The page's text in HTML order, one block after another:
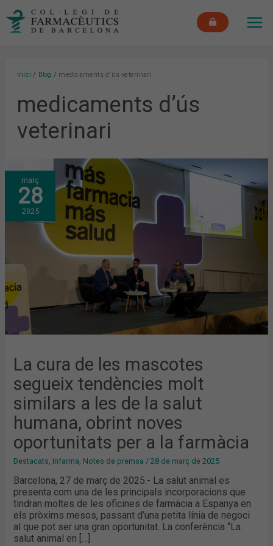
Inici Blog medicaments d’ús veterinari
medicaments d’ús
veterinari
març
28
2025
La cura de les mascotes
segueix tendències molt
similars a les de la salut
humana, obrint noves
oportunitats per a la farmàcia
Destacats, Infarma, Notes de premsa /28 de març de 2025
Barcelona, 27 de març de 2025.- La salut animal es
presenta com una de les principals incorporacions que
tindran moltes de les oficines de farmàcia a Espanya en
els pròxims mesos, passant d’una petita línia de negoci
al que pot ser una gran oportunitat. La conferència “La
salut animal en […]
LA
CURA
DE
LES
MASCOTES
SEGUEIX
TENDÈNCIES
MOLT
SIMILARS
OPORTUNITATS
PER
A
LA